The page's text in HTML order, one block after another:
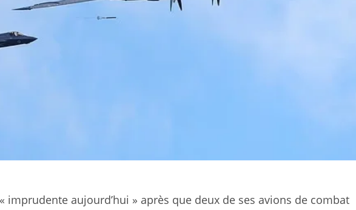
imprudente aujourd’hui » après que deux de ses avions de combat